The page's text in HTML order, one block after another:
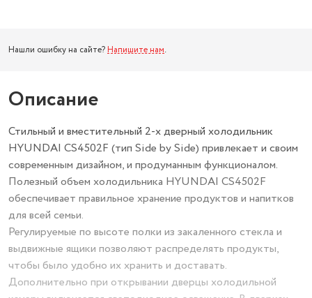
Нашли ошибку на сайте? Напишите нам.
Описание
Стильный и вместительный 2-х дверный холодильник
HYUNDAI CS4502F (тип Side by Side) привлекает и своим
современным дизайном, и продуманным функционалом.
Полезный объем холодильника HYUNDAI CS4502F
обеспечивает правильное хранение продуктов и напитков
для всей семьи.
Регулируемые по высоте полки из закаленного стекла и
выдвижные ящики позволяют распределять продукты,
чтобы было удобно их хранить и доставать.
Дополнительно при открывании дверцы холодильной